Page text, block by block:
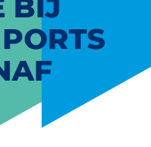
BIJ